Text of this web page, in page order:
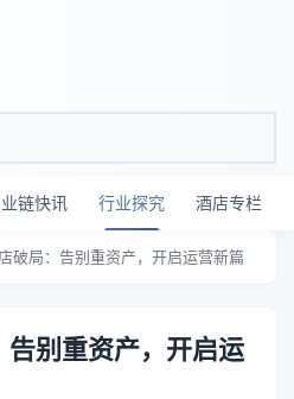
链快讯 行业探究 酒店专栏
破局：告别重资产，开启运营新篇
告别重资产，开启运